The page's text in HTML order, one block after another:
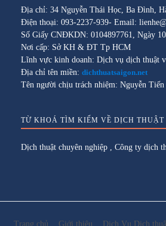
Địa chỉ: 34 Nguyễn Thái Học, Ba Đình,
Điện thoại: 093-2237-939- Email:
Số Giấy CNĐKDN: 0104897761, Ngày
Nơi cấp: Sở KH & ĐT Tp HCM
Lĩnh vực kinh doanh: Dịch vụ dịch thuật
Địa chỉ tên miền: dichthuatsaigon.net
Tên người chịu trách nhiệm: Nguyễn
TỪ KHOÁ TÌM KIẾM VỀ DỊCH THUẬT
Dịch thuật chuyên nghiệp Công ty dịch
Trang chủ Giới thiệu Dịch Vụ Dịch